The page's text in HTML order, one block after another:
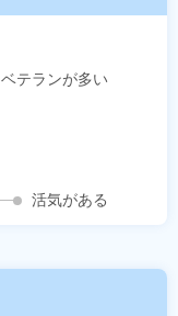
ベテランが多い
活気がある